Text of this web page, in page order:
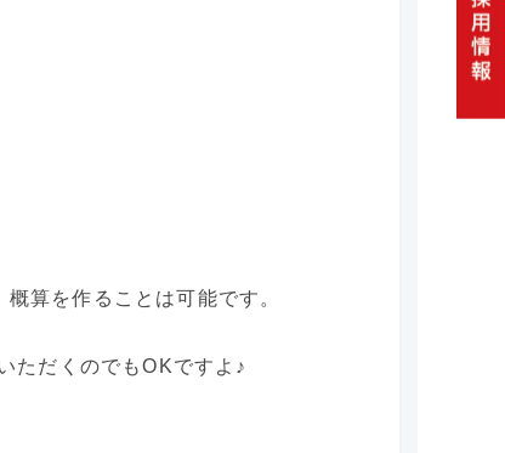
算を作ることは可能です。
ただくのでもOKですよ♪